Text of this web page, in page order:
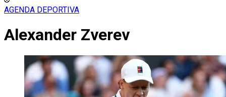
AGENDA DEPORTIVA
Alexander Zverev